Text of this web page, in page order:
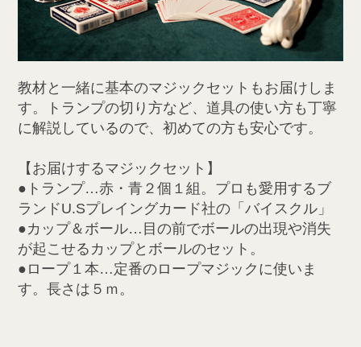
教材と一緒に基本のマジックセットもお届けしま
す。トランプの切り方など、道具の使い方も丁寧
に解説しているので、初めての方も安心です。
【お届けするマジックセット】
●トランプ…赤・青２個１組。プロも愛用するブ
ランドU.Sプレイングカード社の「バイスクル」
●カップ＆ボール…目の前でボールの出現や消失
が起こせるカップとボールのセット。
●ロープ１本…定番のロープマジックに使いま
す。長さは５ｍ。